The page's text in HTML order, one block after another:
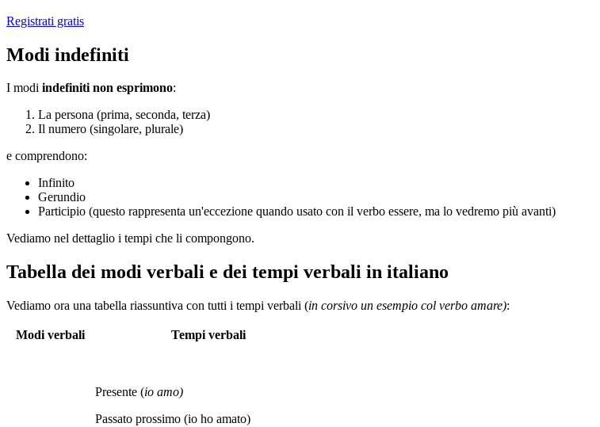
Registrati gratis
Modi indefiniti
I modi indefiniti non esprimono:
La persona (prima, seconda, terza)
Il numero (singolare, plurale)
e comprendono:
Infinito
Gerundio
Participio (questo rappresenta un'eccezione quando usato con il verbo essere, ma lo vedremo più avanti)
Vediamo nel dettaglio i tempi che li compongono.
Tabella dei modi verbali e dei tempi verbali in italiano
Vediamo ora una tabella riassuntiva con tutti i tempi verbali (in corsivo un esempio col verbo amare):
Modi verbali Tempi verbali
Presente (io amo)
Passato prossimo (io ho amato)